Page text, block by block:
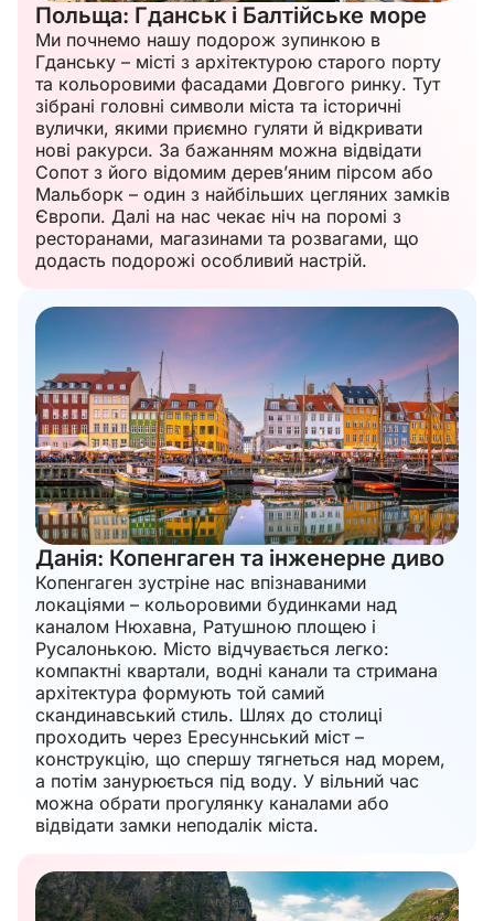
Польща: Гданськ і Балтійське море
Ми почнемо нашу подорож зупинкою в
Гданську – місті з архітектурою старого порту
та кольоровими фасадами Довгого ринку. Тут
зібрані головні символи міста та історичні
вулички, якими приємно гуляти й відкривати
нові ракурси. За бажанням можна відвідати
Сопот з його відомим деревʼяним пірсом або
Мальборк – один з найбільших цегляних замків
Європи. Далі на нас чекає ніч на поромі з
ресторанами, магазинами та розвагами, що
додасть подорожі особливий настрій.
Данія: Копенгаген та інженерне диво
Копенгаген зустріне нас впізнаваними
локаціями – кольоровими будинками над
каналом Нюхавна, Ратушною площею і
Русалонькою. Місто відчувається легко:
компактні квартали, водні канали та стримана
архітектура формують той самий
скандинавський стиль. Шлях до столиці
проходить через Ересуннський міст –
конструкцію, що спершу тягнеться над морем,
а потім занурюється під воду. У вільний час
можна обрати прогулянку каналами або
відвідати замки неподалік міста.